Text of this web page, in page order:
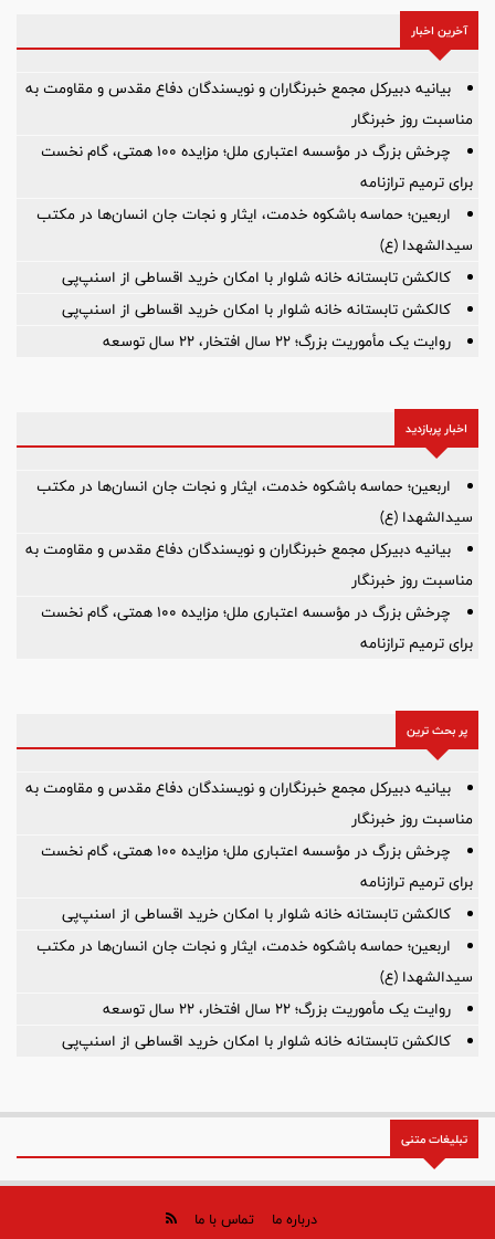
آخرین اخبار
بیانیه دبیرکل مجمع خبرنگاران و نویسندگان دفاع مقدس و مقاومت به
مناسبت روز خبرنگار
چرخش بزرگ در مؤسسه اعتباری ملل؛ مزایده ۱۰۰ همتی، گام نخست
برای ترمیم ترازنامه
اربعین؛ حماسه باشکوه خدمت، ایثار و نجات جان انسان‌ها در مکتب
سیدالشهدا (ع)
کالکشن تابستانه خانه شلوار با امکان خرید اقساطی از اسنپ‌پی
کالکشن تابستانه خانه شلوار با امکان خرید اقساطی از اسنپ‌پی
روایت یک مأموریت بزرگ؛ ۲۲ سال افتخار، ۲۲ سال توسعه
اخبار پربازدید
اربعین؛ حماسه باشکوه خدمت، ایثار و نجات جان انسان‌ها در مکتب
سیدالشهدا (ع)
بیانیه دبیرکل مجمع خبرنگاران و نویسندگان دفاع مقدس و مقاومت به
مناسبت روز خبرنگار
چرخش بزرگ در مؤسسه اعتباری ملل؛ مزایده ۱۰۰ همتی، گام نخست
برای ترمیم ترازنامه
پر بحث ترین
بیانیه دبیرکل مجمع خبرنگاران و نویسندگان دفاع مقدس و مقاومت به
مناسبت روز خبرنگار
چرخش بزرگ در مؤسسه اعتباری ملل؛ مزایده ۱۰۰ همتی، گام نخست
برای ترمیم ترازنامه
کالکشن تابستانه خانه شلوار با امکان خرید اقساطی از اسنپ‌پی
اربعین؛ حماسه باشکوه خدمت، ایثار و نجات جان انسان‌ها در مکتب
سیدالشهدا (ع)
روایت یک مأموریت بزرگ؛ ۲۲ سال افتخار، ۲۲ سال توسعه
کالکشن تابستانه خانه شلوار با امکان خرید اقساطی از اسنپ‌پی
تبلیغات متنی
درباره ما
تماس با ما